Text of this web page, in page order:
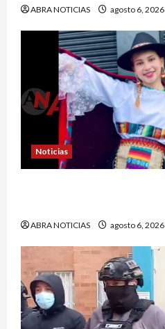
ABRA NOTICIAS agosto 6, 2026
Noticias
ABRA NOTICIAS agosto 6, 2026